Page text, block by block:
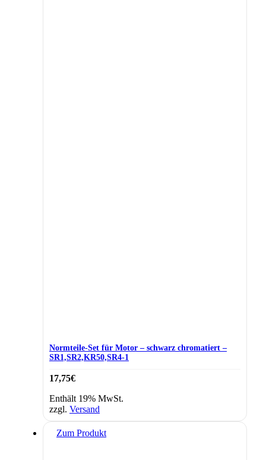
Normteile-Set für Motor – schwarz chromatiert –
SR1,SR2,KR50,SR4-1
17,75€
Enthält 19% MwSt.
zzgl. Versand
Zum Produkt